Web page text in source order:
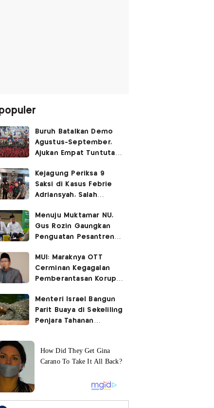
Buruh Batalkan Demo
Agustus-September,
Ajukan Empat Tuntutan
Kejagung Periksa 9
Saksi di Kasus Febrie
Adriansyah, Salah
Menuju Muktamar NU,
Gus Rozin Gaungkan
Penguatan Pesantren
MUI: Maraknya OTT
Cerminan Kegagalan
Pemberantasan Korupsi
Menteri Israel Bangun
Parit Buaya di Sekeliling
Penjara Tahanan